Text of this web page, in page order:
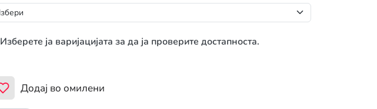
Изберете ја варијацијата за да ја проверите достапноста.
Додај во омилени